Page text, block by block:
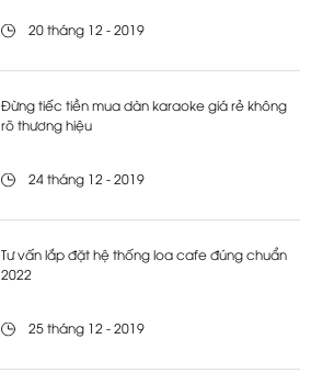
20 tháng 12 - 2019
Đừng tiếc tiền mua dàn karaoke giá rẻ không
rõ thương hiệu
24 tháng 12 - 2019
Tư vấn lắp đặt hệ thống loa cafe đúng chuẩn
2022
25 tháng 12 - 2019